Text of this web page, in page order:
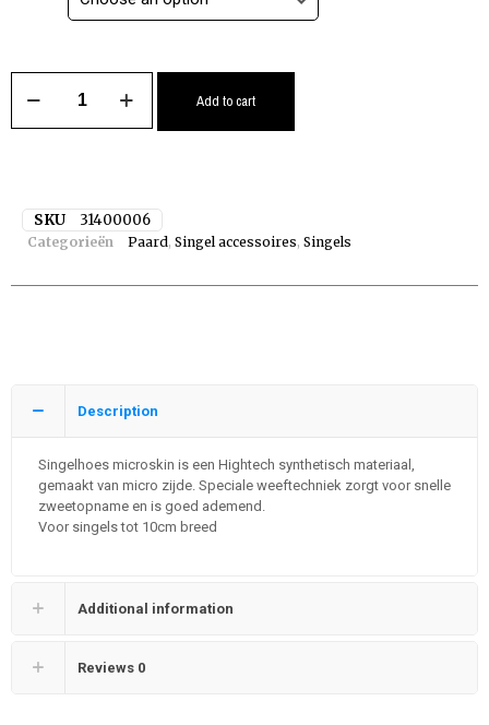
Add to cart
SKU 31400006
Categorieën Paard, Singel accessoires, Singels
Description
Singelhoes microskin is een Hightech synthetisch materiaal,
gemaakt van micro zijde. Speciale weeftechniek zorgt voor snelle
zweetopname en is goed ademend.
Voor singels tot 10cm breed
Additional information
Reviews 0